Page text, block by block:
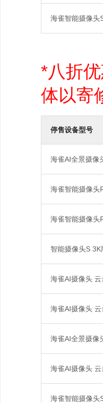
海雀智能摄像头
*八折
体以寄
停售设备型号
海雀AI全景摄像
海雀智能摄像头
海雀智能摄像头
智能摄像头S 3K
海雀AI摄像头
海雀AI摄像头
海雀AI全景摄像
海雀AI摄像头
海雀智能摄像头